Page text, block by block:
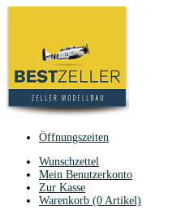
Öffnungszeiten
Wunschzettel
Mein Benutzerkonto
Zur Kasse
Warenkorb (0 Artikel)